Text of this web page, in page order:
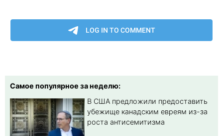
Самое популярное за неделю:
В США предложили предоставить
убежище канадским евреям из-за
роста антисемитизма